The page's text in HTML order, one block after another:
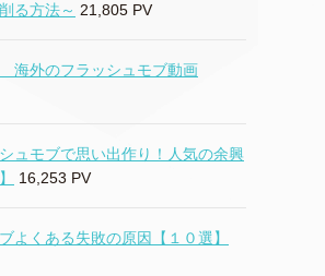
る方法～ 21,805 PV
海外のフラッシュモブ動画
ュモブで思い出作り！人気の余興
16,253 PV
よくある失敗の原因【１０選】